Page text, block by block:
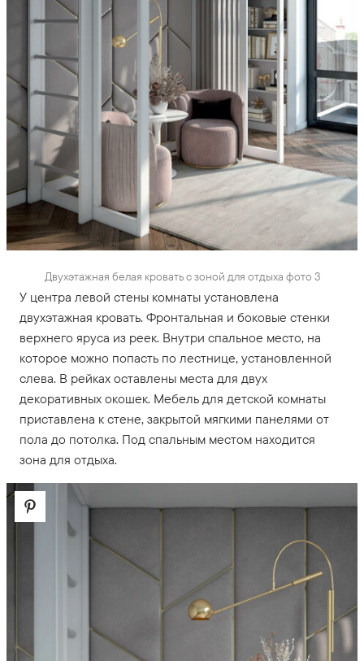
Двухэтажная белая кровать с зоной для отдыха фото 3
У центра левой стены комнаты установлена
двухэтажная кровать. Фронтальная и боковые стенки
верхнего яруса из реек. Внутри спальное место, на
которое можно попасть по лестнице, установленной
слева. В рейках оставлены места для двух
декоративных окошек. Мебель для детской комнаты
приставлена к стене, закрытой мягкими панелями от
пола до потолка. Под спальным местом находится
зона для отдыха.